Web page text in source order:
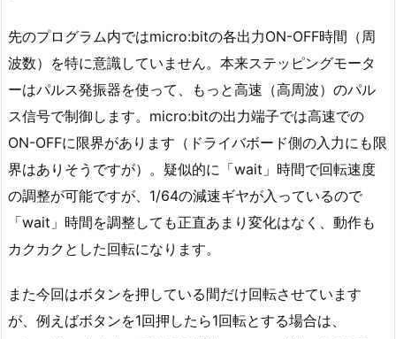
先のプログラム内ではmicro:bitの各出力ON-OFF時間（周
波数）を特に意識していません。本来ステッピングモータ
ーはパルス発振器を使って、もっと高速（高周波）のパル
ス信号で制御します。micro:bitの出力端子では高速での
ON-OFFに限界があります（ドライバボード側の入力にも限
界はありそうですが）。疑似的に「wait」時間で回転速度
の調整が可能ですが、1/64の減速ギヤが入っているので
「wait」時間を調整しても正直あまり変化はなく、動作も
カクカクとした回転になります。
また今回はボタンを押している間だけ回転させています
が、例えばボタンを1回押したら1回転とする場合は、